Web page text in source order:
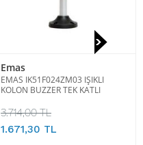
Emas
EMAS IK51F024ZM03 IŞIKLI
KOLON BUZZER TEK KATLI
3.714,00 TL
1.671,30 TL